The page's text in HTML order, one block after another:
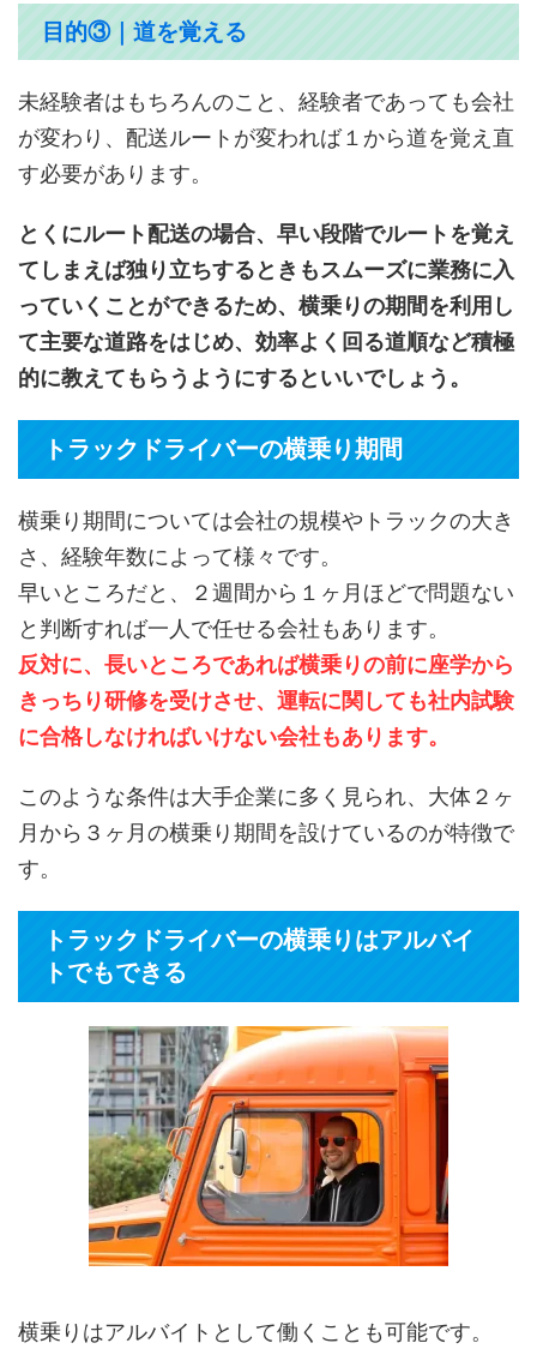
目的③｜道を覚える
未経験者はもちろんのこと、経験者であっても会社
が変わり、配送ルートが変われば１から道を覚え直
す必要があります。
とくにルート配送の場合、早い段階でルートを覚え
てしまえば独り立ちするときもスムーズに業務に入
っていくことができるため、横乗りの期間を利用し
て主要な道路をはじめ、効率よく回る道順など積極
的に教えてもらうようにするといいでしょう。
トラックドライバーの横乗り期間
横乗り期間については会社の規模やトラックの大き
さ、経験年数によって様々です。
早いところだと、２週間から１ヶ月ほどで問題ない
と判断すれば一人で任せる会社もあります。
反対に、長いところであれば横乗りの前に座学から
きっちり研修を受けさせ、運転に関しても社内試験
に合格しなければいけない会社もあります。
このような条件は大手企業に多く見られ、大体２ヶ
月から３ヶ月の横乗り期間を設けているのが特徴で
す。
トラックドライバーの横乗りはアルバイ
トでもできる
横乗りはアルバイトとして働くことも可能です。